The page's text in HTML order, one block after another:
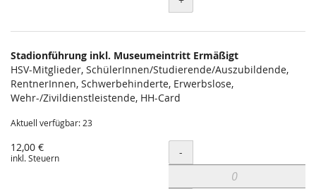
Stadionführung inkl. Museumeintritt Ermäßigt
HSV-Mitglieder, SchülerInnen/Studierende/Auszubildende,
RentnerInnen, Schwerbehinderte, Erwerbslose,
Wehr-/Zivildienstleistende, HH-Card
Aktuell verfügbar: 23
12,00 €
inkl. Steuern Menge
-